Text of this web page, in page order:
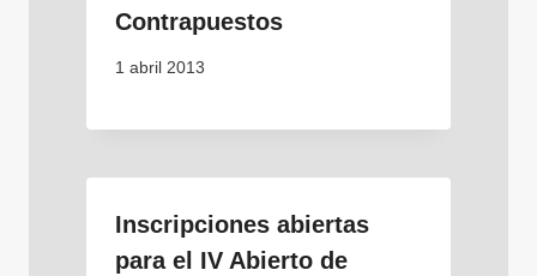
Contrapuestos
1 abril 2013
Inscripciones abiertas
para el IV Abierto de